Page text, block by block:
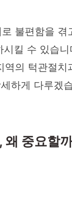
불편함을
킬 수 있습
의 턱관절
하게 다루겠
왜 중요할